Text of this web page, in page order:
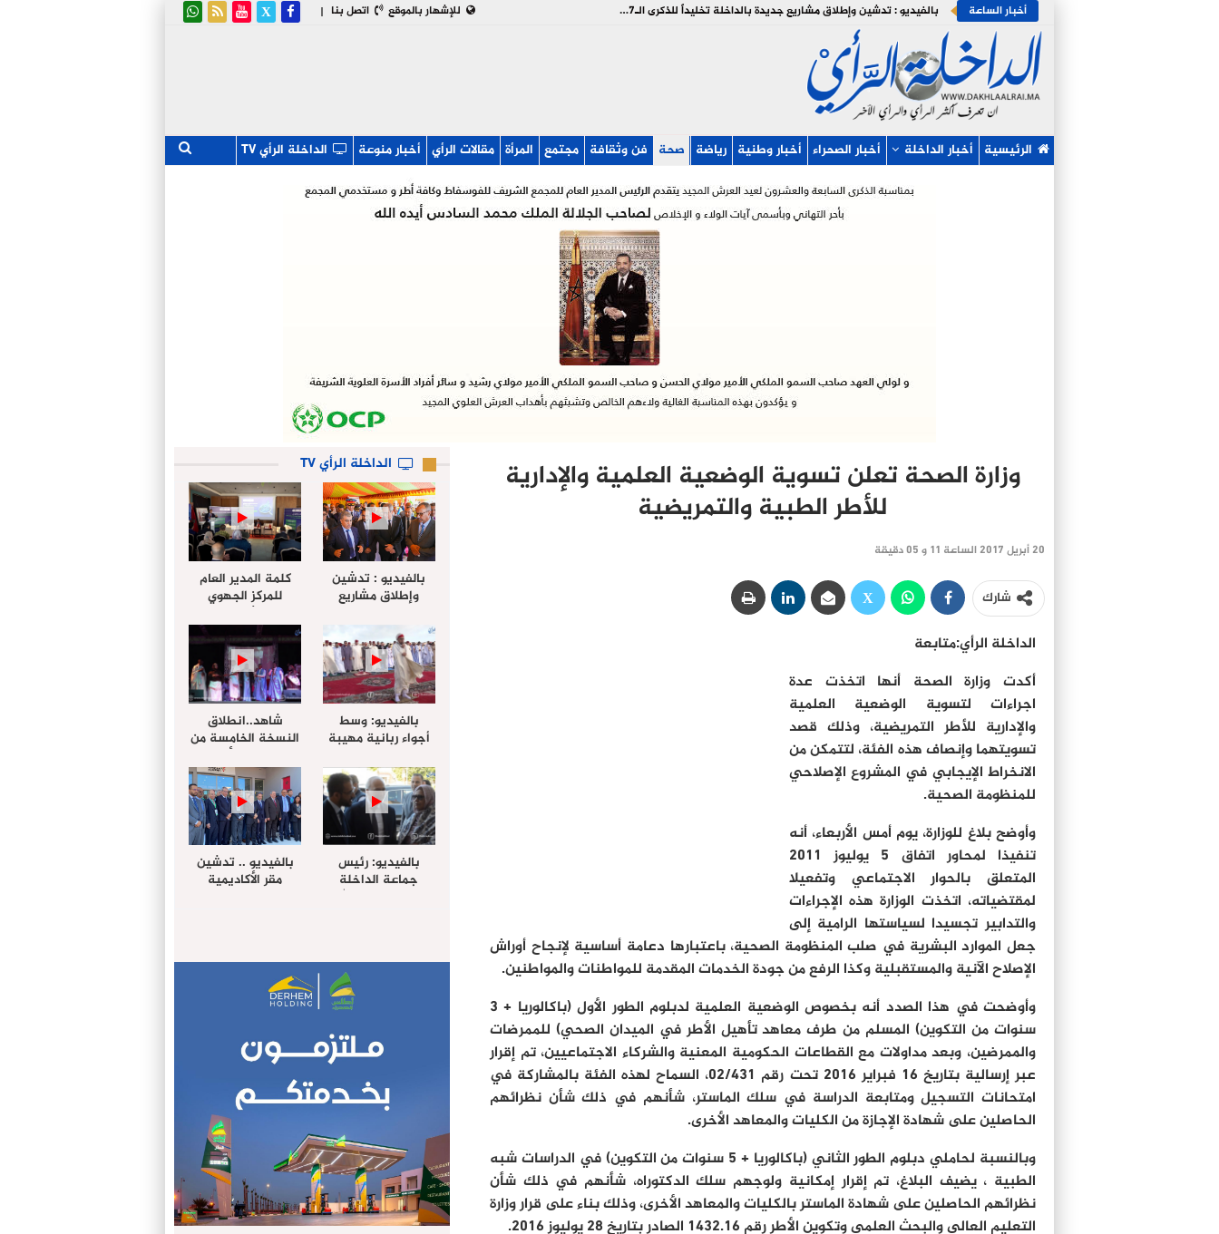
| اتصل بنا للإشهار بالموقع أخبار الساعة بالفيديو : تدشين وإطلاق مشاريع جديدة بالداخلة تخليداً للذكرى الـ27 لعيد العرش
الرئيسية أخبار الداخلة أخبار الصحراء أخبار وطنية رياضة صحة فن وثقافة مجتمع المرأة مقالات الرأي أخبار منوعة الداخلة الرأي TV
وزارة الصحة تعلن تسوية الوضعية العلمية والإدارية
للأطر الطبية والتمريضية
20 أبريل 2017 الساعة 11 و 05 دقيقة
شارك
الداخلة الرأي:متابعة
أكدت وزارة الصحة أنها اتخذت عدة
اجراءات لتسوية الوضعية العلمية
والإدارية للأطر التمريضية، وذلك قصد
تسويتهما وإنصاف هذه الفئة، لتتمكن من
الانخراط الإيجابي في المشروع الإصلاحي
للمنظومة الصحية.
وأوضح بلاغ للوزارة، يوم أمس الأربعاء، أنه
تنفيذا لمحاور اتفاق 5 يوليوز 2011
المتعلق بالحوار الاجتماعي وتفعيلا
لمقتضياته، اتخذت الوزارة هذه الإجراءات
والتدابير تجسيدا لسياستها الرامية إلى
جعل الموارد البشرية في صلب المنظومة الصحية، باعتبارها دعامة أساسية لإنجاح أوراش
الإصلاح الآنية والمستقبلية وكذا الرفع من جودة الخدمات المقدمة للمواطنات والمواطنين.
وأوضحت في هذا الصدد أنه بخصوص الوضعية العلمية لدبلوم الطور الأول (باكالوريا + 3
سنوات من التكوين) المسلم من طرف معاهد تأهيل الأطر في الميدان الصحي) للممرضات
والممرضين، وبعد مداولات مع القطاعات الحكومية المعنية والشركاء الاجتماعيين، تم إقرار
عبر إرسالية بتاريخ 16 فبراير 2016 تحت رقم 02/431، السماح لهذه الفئة بالمشاركة في
امتحانات التسجيل ومتابعة الدراسة في سلك الماستر، شأنهم في ذلك شأن نظرائهم
الحاصلين على شهادة الإجازة من الكليات والمعاهد الأخرى.
وبالنسبة لحاملي دبلوم الطور الثاني (باكالوريا + 5 سنوات من التكوين) في الدراسات شبه
الطبية ، يضيف البلاغ، تم إقرار إمكانية ولوجهم سلك الدكتوراه، شأنهم في ذلك شأن
نظرائهم الحاصلين على شهادة الماستر بالكليات والمعاهد الأخرى، وذلك بناء على قرار وزارة
التعليم العالي والبحث العلمي وتكوين الأطر رقم 1432.16 الصادر بتاريخ 28 يوليوز 2016.
الداخلة الرأي TV
بالفيديو : تدشين
وإطلاق مشاريع
لعيد العرش
كلمة المدير العام
للمركز الجهوي
للإستثمار خلال
أشغال لإجتماع
التقييمي للجنة
الجهوية الموحد
لإستثمار بجهة
الداخلة…
بالفيديو: وسط
أجواء ربانية مهيبة
علي خليل ” يؤدي
صلاة عيد الفطر مع
جموع المصلين
شاهد..انطلاق
النسخة الخامسة من
مهرجان “الأمداح
النبوية” المنظم من
طرف مجلس جهة
الداخلة وادي الذهب
بالفيديو: رئيس
جماعة الداخلة
الراغب حرمة الله
الامريكية
بالفيديو .. تدشين
مقر الأكاديمية